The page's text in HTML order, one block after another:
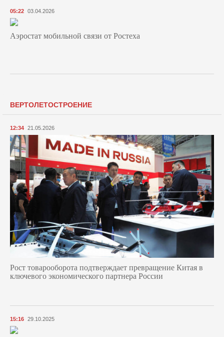
05:22 03.04.2026
Аэростат мобильной связи от Ростеха
ВЕРТОЛЕТОСТРОЕНИЕ
12:34 21.05.2026
Рост товарооборота подтверждает превращение Китая в
ключевого экономического партнера России
15:16 29.10.2025